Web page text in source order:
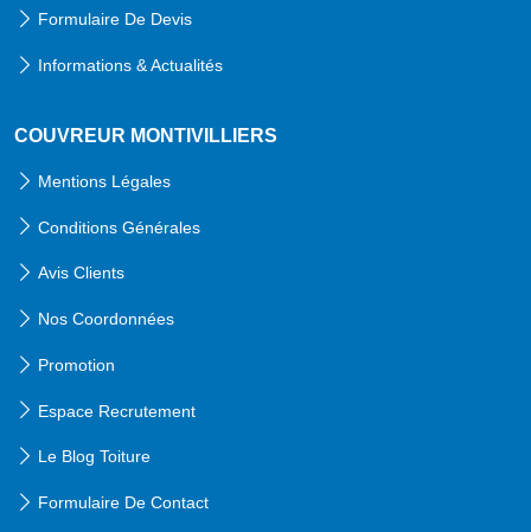
Formulaire De Devis
Informations & Actualités
COUVREUR MONTIVILLIERS
Mentions Légales
Conditions Générales
Avis Clients
Nos Coordonnées
Promotion
Espace Recrutement
Le Blog Toiture
Formulaire De Contact